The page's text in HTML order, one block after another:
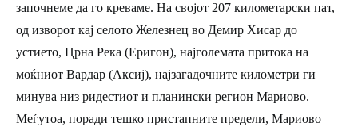
започнеме да го креваме. На својот 207 километарски пат,
од изворот кај селото Железнец во Демир Хисар до
устието, Црна Река (Еригон), најголемата притока на
моќниот Вардар (Аксиј), најзагадочните километри ги
минува низ ридестиот и планински регион Мариово.
Меѓутоа, поради тешко пристапните предели, Мариово